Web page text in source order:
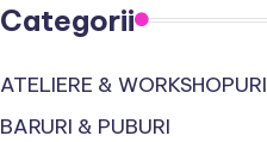
Categorii
ATELIERE & WORKSHOPURI
BARURI & PUBURI